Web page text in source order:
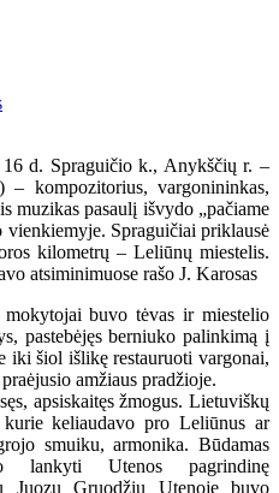
d. Spraguičio k., Anykščių r. –
kompozitorius, vargonininkas,
muzikas pasaulį išvydo „pačiame
Spraguičiai priklausė
kilometrų – Leliūnų miestelis.
atsiminimuose rašo J. Karosas
buvo tėvas ir miestelio
pastebėjęs berniuko palinkimą į
iki šiol išlikę restauruoti vargonai,
amžiaus pradžioje.
apsiskaitęs žmogus. Lietuviškų
keliaudavo pro Leliūnus ar
smuiku, armonika. Būdamas
lankyti Utenos pagrindinę
Juozu Gruodžiu Utenoje buvo